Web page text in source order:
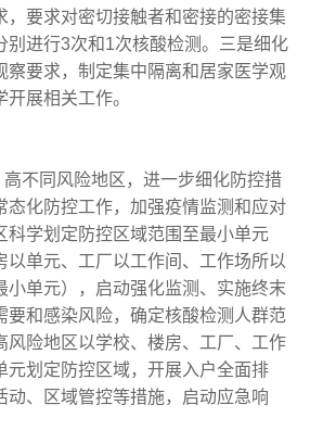
，要求对密切接触者和密接的密接集
别进行3次和1次核酸检测。三是细化
察要求，制定集中隔离和居家医学观
展相关工作。
不同风险地区，进一步细化防控措
态化防控工作，加强疫情监测和应对
科学划定防控区域范围至最小单元
以单元、工厂以工作间、工作场所以
小单元），启动强化监测、实施终末
要和感染风险，确定核酸检测人群范
风险地区以学校、楼房、工厂、工作
元划定防控区域，开展入户全面排
动、区域管控等措施，启动应急响